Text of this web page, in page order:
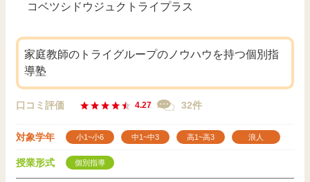
コベツシドウジュクトライプラス
家庭教師のトライグループのノウハウを持つ個別指
導塾
口コミ評価 4.27 32件
対象学年 小1~小6 中1~中3 高1~高3 浪人
授業形式 個別指導